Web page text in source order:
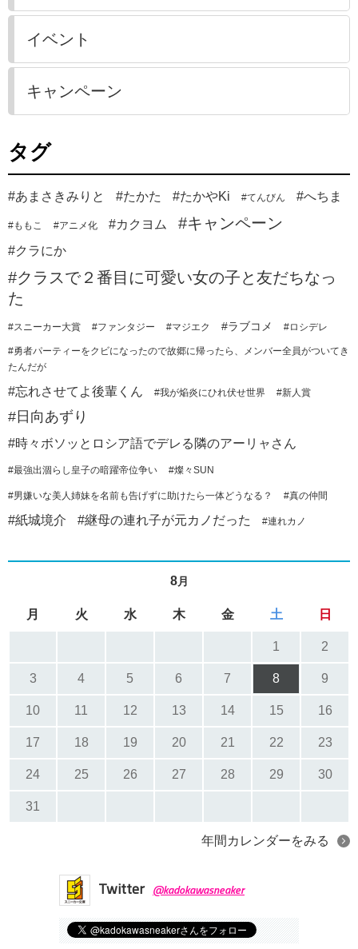
イベント
キャンペーン
タグ
#あまさきみりと #たかた #たかやKi #てんびん #へちま
#ももこ #アニメ化 #カクヨム #キャンペーン
#クラにか
#クラスで２番目に可愛い女の子と友だちなっ
た
#スニーカー大賞 #ファンタジー #マジエク #ラブコメ #ロシデレ
#勇者パーティーをクビになったので故郷に帰ったら、メンバー全員がついてき
たんだが
#忘れさせてよ後輩くん #我が焔炎にひれ伏せ世界 #新人賞
#日向あずり
#時々ボソッとロシア語でデレる隣のアーリャさん
#最強出涸らし皇子の暗躍帝位争い #燦々SUN
#男嫌いな美人姉妹を名前も告げずに助けたら一体どうなる？ #真の仲間
#紙城境介 #継母の連れ子が元カノだった #連れカノ
8月
月 火 水 木 金 土 日
1 2
3 4 5 6 7 8 9
10 11 12 13 14 15 16
17 18 19 20 21 22 23
24 25 26 27 28 29 30
31
年間カレンダーをみる
Twitter @kadokawasneaker